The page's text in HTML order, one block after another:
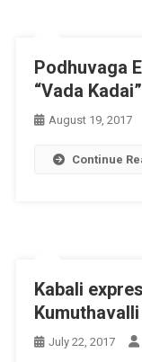
Podhuvaga
“Vada
August 19, 2017
Continue
Kabali
July 22, 2017